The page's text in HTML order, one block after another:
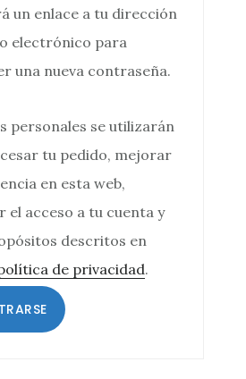
un enlace a tu dirección
electrónico para
una nueva contraseña.
personales se utilizarán
tu pedido, mejorar
en esta web,
el acceso a tu cuenta y
descritos en
de privacidad.